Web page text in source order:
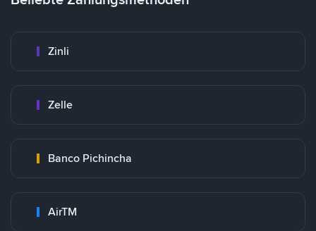
Zinli
Zelle
Banco Pichincha
AirTM